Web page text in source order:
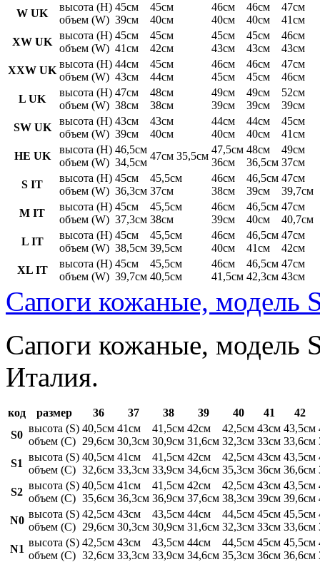
W UK
высота (H)
объем (W)
45см
39см
45см
40см
46см
40см
46см
40см
47см
41см
XW UK
высота (H)
объем (W)
45см
41см
45см
42см
45см
43см
45см
43см
46см
43см
XXW UK
высота (H)
объем (W)
44см
43см
45см
44см
46см
45см
46см
45см
47см
46см
L UK
высота (H)
объем (W)
47см
38см
48см
38см
49см
39см
49см
39см
52см
39см
SW UK
высота (H)
объем (W)
43см
39см
43см
40см
44см
40см
44см
40см
45см
41см
HE UK
высота (H)
объем (W)
46,5см
34,5см
47см 35,5см
47,5см
36см
48см
36,5см
49см
37см
S IT
высота (H)
объем (W)
45см
36,3см
45,5см
37см
46см
38см
46,5см
39см
47см
39,7см
M IT
высота (H)
объем (W)
45см
37,3см
45,5см
38см
46см
39см
46,5см
40см
47см
40,7см
L IT
высота (H)
объем (W)
45см
38,5см
45,5см
39,5см
46см
40см
46,5см
41см
47см
42см
XL IT
высота (H)
объем (W)
45см
39,7см
45,5см
40,5см
46см
41,5см
46,5см
42,3см
47см
43см
Сапоги кожаные, модель
Сапоги кожаные, модель
Италия.
код размер 36 37 38 39 40 41
42
S0
высота (S)
объем (C)
40,5см
29,6см
41см
30,3см
41,5см
30,9см
42см
31,6см
42,5см
32,3см
43см
33см
43,5см
33,6см
S1
высота (S)
объем (C)
40,5см
32,6см
41см
33,3см
41,5см
33,9см
42см
34,6см
42,5см
35,3см
43см
36см
43,5см
36,6см
S2
высота (S)
объем (C)
40,5см
35,6см
41см
36,3см
41,5см
36,9см
42см
37,6см
42,5см
38,3см
43см
39см
43,5см
39,6см
N0
высота (S)
объем (C)
42,5см
29,6см
43см
30,3см
43,5см
30,9см
44см
31,6см
44,5см
32,3см
45см
33см
45,5см
33,6см
N1
высота (S)
объем (C)
42,5см
32,6см
43см
33,3см
43,5см
33,9см
44см
34,6см
44,5см
35,3см
45см
36см
45,5см
36,6см